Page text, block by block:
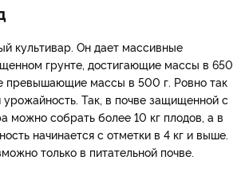
культивар. Он дает массивные
грунте, достигающие массы в 650
превышающие массы в 500 г. Ровно так
Так, в почве защищенной с
можно собрать более 10 кг плодов, а в
начинается с отметки в 4 кг и выше.
только в питательной почве.